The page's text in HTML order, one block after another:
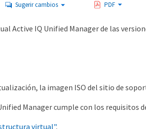
Sugerir cambios PDF
Active IQ Unified Manager de las
la imagen ISO del sitio de
Manager cumple con los requisitos
virtual".